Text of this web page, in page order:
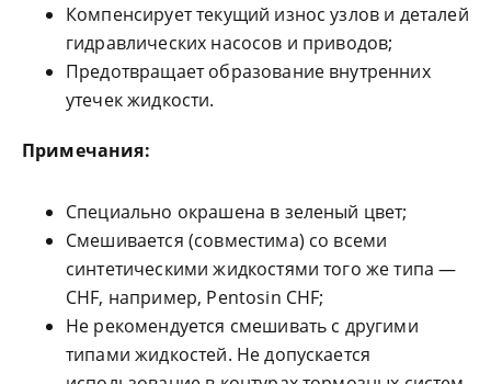
Компенсирует текущий износ узлов и деталей
гидравлических насосов и приводов;
Предотвращает образование внутренних
утечек жидкости.
Примечания:
Специально окрашена в зеленый цвет;
Смешивается (совместима) со всеми
синтетическими жидкостями того же типа —
CHF, например, Pentosin CHF;
Не рекомендуется смешивать с другими
типами жидкостей. Не допускается